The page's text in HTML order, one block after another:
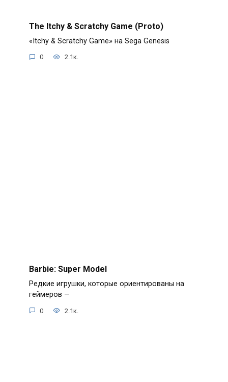
The Itchy & Scratchy Game (Proto)
«Itchy & Scratchy Game» на Sega Genesis
0 2.1к.
Barbie: Super Model
Редкие игрушки, которые ориентированы на
геймеров —
0 2.1к.